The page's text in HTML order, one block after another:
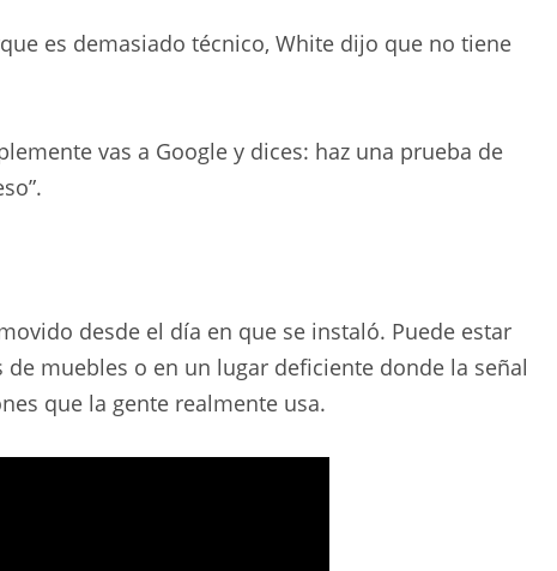
es demasiado técnico, White dijo que no tiene
vas a Google y dices: haz una prueba de
desde el día en que se instaló. Puede estar
muebles o en un lugar deficiente donde la señal
que la gente realmente usa.